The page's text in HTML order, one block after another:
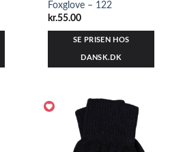
Foxglove – 122
kr.55.00
SE PRISEN HOS
DANSK.DK